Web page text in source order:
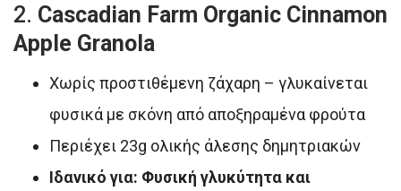
2. Cascadian Farm Organic Cinnamon
Apple Granola
Χωρίς προστιθέμενη ζάχαρη – γλυκαίνεται
φυσικά με σκόνη από αποξηραμένα φρούτα
Περιέχει 23g ολικής άλεσης δημητριακών
Ιδανικό για: Φυσική γλυκύτητα και